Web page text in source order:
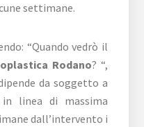
settimane.
“Quando vedrò il
Rodano? “,
da soggetto a
linea di massima
dall’intervento i